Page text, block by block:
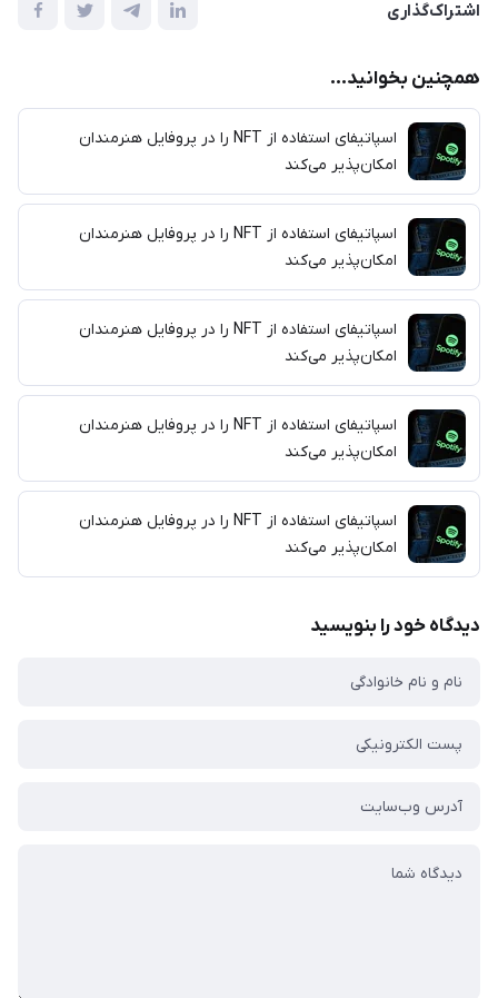
اشتراک‌گذاری
همچنین بخوانید...
اسپاتیفای استفاده از NFT را در پروفایل هنرمندان
امکان‌پذیر می‌کند
اسپاتیفای استفاده از NFT را در پروفایل هنرمندان
امکان‌پذیر می‌کند
اسپاتیفای استفاده از NFT را در پروفایل هنرمندان
امکان‌پذیر می‌کند
اسپاتیفای استفاده از NFT را در پروفایل هنرمندان
امکان‌پذیر می‌کند
اسپاتیفای استفاده از NFT را در پروفایل هنرمندان
امکان‌پذیر می‌کند
دیدگاه خود را بنویسید